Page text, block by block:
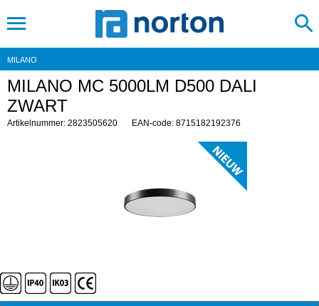
MILANO
MILANO MC 5000LM D500 DALI
ZWART
Artikelnummer: 2823505620 EAN-code: 8715182192376